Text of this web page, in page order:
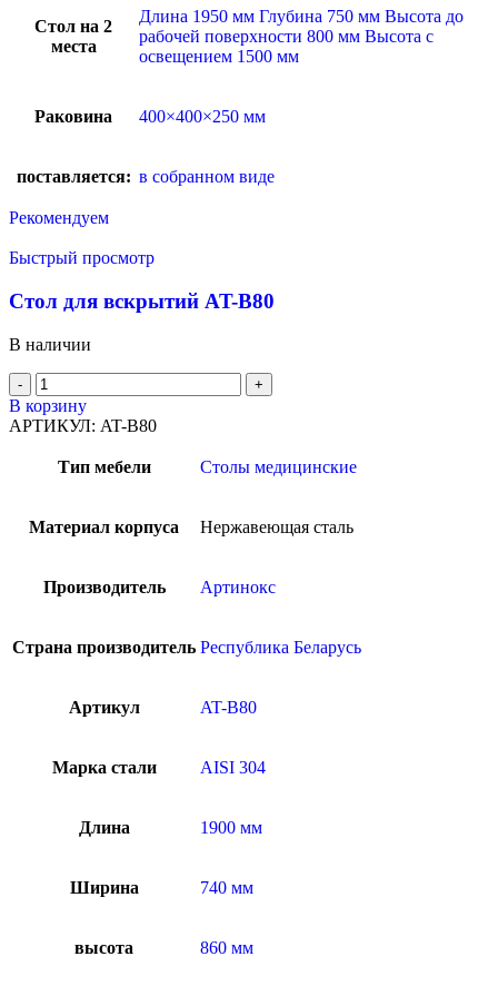
Стол на 2
места
Длина 1950 мм Глубина 750 мм Высота до
рабочей поверхности 800 мм Высота с
освещением 1500 мм
Раковина 400×400×250 мм
поставляется: в собранном виде
Рекомендуем
Быстрый просмотр
Стол для вскрытий AT-B80
В наличии
В корзину
АРТИКУЛ: AT-B80
Тип мебели Столы медицинские
Материал корпуса Нержавеющая сталь
Производитель Артинокс
Страна производитель Республика Беларусь
Артикул AT-B80
Марка стали AISI 304
Длина 1900 мм
Ширина 740 мм
высота 860 мм